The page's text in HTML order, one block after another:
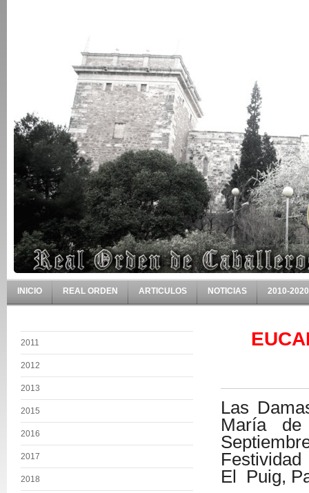
INICIO REAL ORDEN ARTICULOS NOTICIAS 2010-2020
2011
2012
2013
2015
2016
2017
2018
Las
María
El Puig,